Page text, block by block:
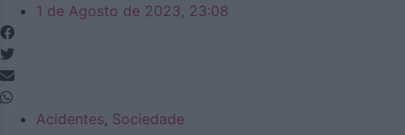
1 de Agosto de 2023, 23:08
Acidentes, Sociedade